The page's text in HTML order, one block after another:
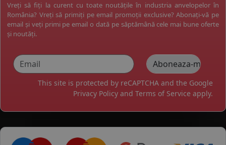
Vreți să fiți la curent cu toate noutățile în industria anvelopelor în
România? Vreți să primiți pe email promoții exclusive? Abonați-vă pe
email și veți primi pe email o dată pe săptămână cele mai bune oferte
și noutăți.
This site is protected by reCAPTCHA and the Google
Privacy Policy and Terms of Service apply.